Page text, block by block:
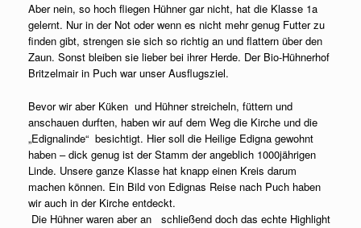
Aber nein, so hoch fliegen Hühner gar nicht, hat die Klasse 1a
gelernt. Nur in der Not oder wenn es nicht mehr genug Futter zu
finden gibt, strengen sie sich so richtig an und flattern über den
Zaun. Sonst bleiben sie lieber bei ihrer Herde. Der Bio-Hühnerhof
Britzelmair in Puch war unser Ausflugsziel.
Bevor wir aber Küken und Hühner streicheln, füttern und
anschauen durften, haben wir auf dem Weg die Kirche und die
„Edignalinde“ besichtigt. Hier soll die Heilige Edigna gewohnt
haben – dick genug ist der Stamm der angeblich 1000jährigen
Linde. Unsere ganze Klasse hat knapp einen Kreis darum
machen können. Ein Bild von Edignas Reise nach Puch haben
wir auch in der Kirche entdeckt.
Die Hühner waren aber an schließend doch das echte Highlight